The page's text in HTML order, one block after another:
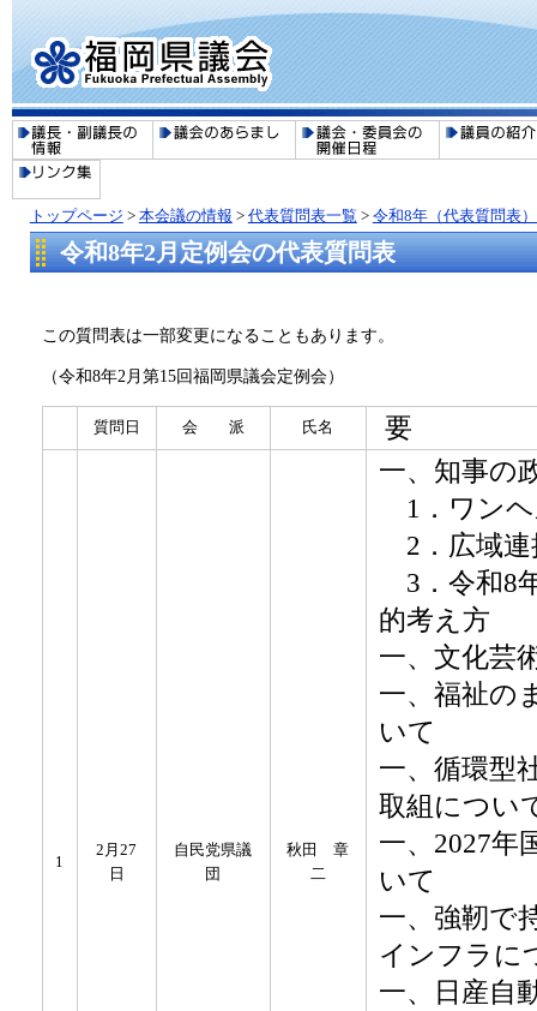
トップページ > 本会議の情報 > 代表質問表一覧 > 令和8年（代表質問表
令和8年2月定例会の代表質問表
この質問表は一部変更になることもあります。
（令和8年2月第15回福岡県議会定例会）
質問日 会 派 氏名
1
2月27
日
自民党県議
団
秋田 章
二
一、知事の
1．ワン
2．広域連
3．令和8
的考え方
一、文化芸
一、福祉の
いて
一、循環型
取組につい
一、2027年
いて
一、強靭で
インフラに
一、日産自